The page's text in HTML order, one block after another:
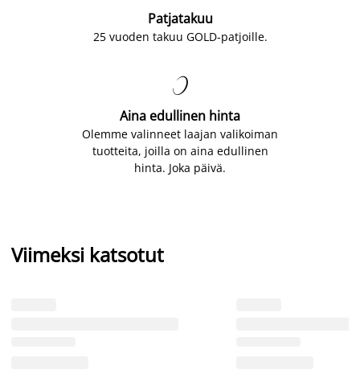
Patjatakuu
25 vuoden takuu GOLD-patjoille.

Aina edullinen hinta
Olemme valinneet laajan valikoiman
tuotteita, joilla on aina edullinen
hinta. Joka päivä.
Viimeksi katsotut